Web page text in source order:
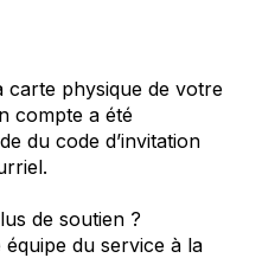
carte physique de votre
compte a été
du code d’invitation
de soutien ?
du service à la